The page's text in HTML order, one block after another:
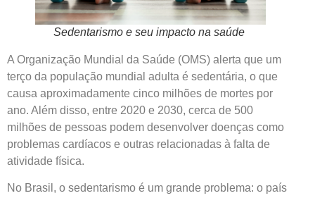
Sedentarismo e seu impacto na saúde
A Organização Mundial da Saúde (OMS) alerta que um
terço da população mundial adulta é sedentária, o que
causa aproximadamente cinco milhões de mortes por
ano. Além disso, entre 2020 e 2030, cerca de 500
milhões de pessoas podem desenvolver doenças como
problemas cardíacos e outras relacionadas à falta de
atividade física.
No Brasil, o sedentarismo é um grande problema: o país